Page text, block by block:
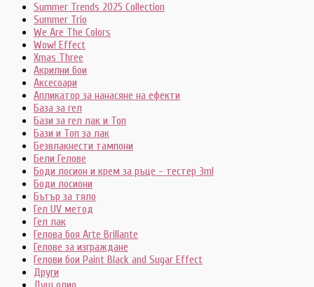
Summer Trends 2025 Collection
Summer Trio
We Are The Colors
Wow! Effect
Xmas Three
Акрилни бои
Аксесоари
Апликатор за нанасяне на ефекти
База за гел
Бази за гел лак и Топ
Бази и Топ за лак
Безвлакнести тампони
Бели Гелове
Боди лосион и крем за ръце - тестер 3ml
Боди лосиони
Бътър за тяло
Гел UV метод
Гел лак
Гелова боя Arte Brillante
Гелове за изграждане
Гелови бои Paint Black and Sugar Effect
Други